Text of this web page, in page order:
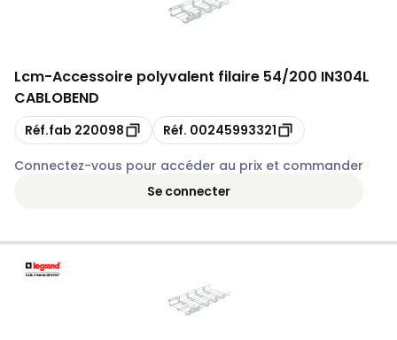
Lcm-Accessoire polyvalent filaire 54/200 IN304L
CABLOBEND
Copie
Réf.fab 220098 Copie
Réf. 00245993321
Connectez-vous pour accéder au prix et commander
Se connecter